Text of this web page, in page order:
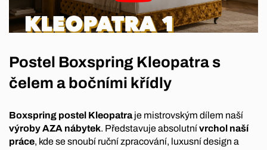
Postel Boxspring Kleopatra s
čelem a bočními křídly
Boxspring postel Kleopatraje mistrovským dílem naší
výroby AZA nábytek. Představuje absolutnívrchol naší
práce, kde se snoubí ruční zpracování, luxusní design a